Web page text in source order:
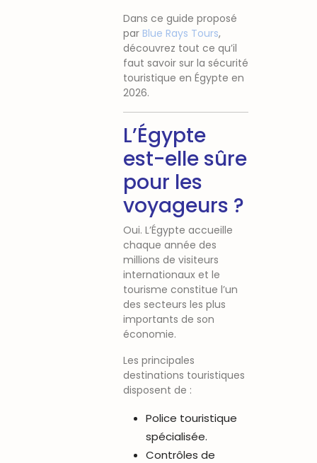
Dans ce guide proposé
par Blue Rays Tours,
découvrez tout ce qu’il
faut savoir sur la sécurité
touristique en Égypte en
2026.
L’Égypte
est-elle sûre
pour les
voyageurs ?
Oui. L’Égypte accueille
chaque année des
millions de visiteurs
internationaux et le
tourisme constitue l’un
des secteurs les plus
importants de son
économie.
Les principales
destinations touristiques
disposent de :
Police touristique
spécialisée.
Contrôles de